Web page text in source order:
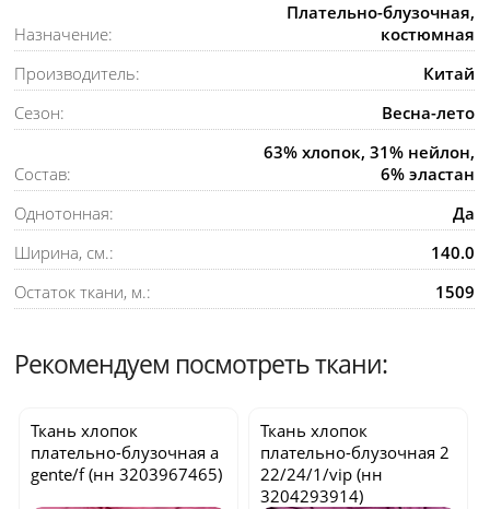
Назначение:
Плательно-блузочная,
костюмная
Производитель:
Китай
Сезон:
Весна-лето
Состав:
63% хлопок, 31% нейлон,
6% эластан
Однотонная:
Да
Ширина, см.:
140.0
Остаток ткани, м.:
1509
Рекомендуем посмотреть ткани:
Ткань хлопок
плательно-блузочнаяa
gente/f(нн 3203967465)
Ткань хлопок
плательно-блузочная2
22/24/1/vip (нн
3204293914)